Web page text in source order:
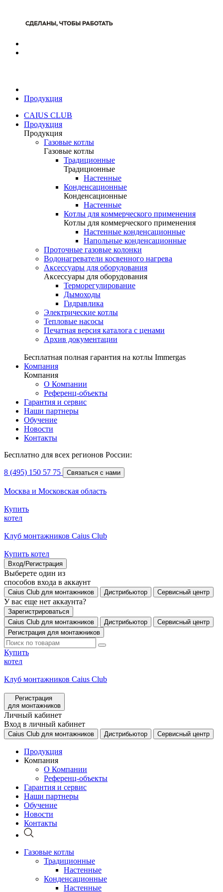
Продукция
CAIUS CLUB
Продукция
Продукция
Газовые котлы
Газовые котлы
Традиционные
Традиционные
Настенные
Конденсационные
Конденсационные
Настенные
Котлы для коммерческого применения
Котлы для коммерческого применения
Настенные конденсационные
Напольные конденсационные
Проточные газовые колонки
Водонагреватели косвенного нагрева
Аксессуары для оборудования
Аксессуары для оборудования
Терморегулирование
Дымоходы
Гидравлика
Электрические котлы
Тепловые насосы
Печатная версия каталога с ценами
Архив документации
Бесплатная полная гарантия на котлы Immergas
Компания
Компания
О Компании
Референц-объекты
Гарантия и сервис
Наши партнеры
Обучение
Новости
Контакты
Бесплатно для всех регионов России:
8 (495) 150 57 75 Связаться с нами
Москва и Московская область
Купить
котел
Клуб монтажников Caius Club
Купить котел
Вход/Регистрация
Выберете один из
способов входа в аккаунт
Caius Club для монтажников Дистрибьютор Сервисный центр
У вас еще нет аккаунта?
Зарегистрироваться
Caius Club для монтажников
Дистрибьютор
Сервисный центр
Регистрация для монтажников
Купить
котел
Клуб монтажников Caius Club
Регистрация
для монтажников
Личный кабинет
Вход в личный кабинет
Caius Club для монтажников Дистрибьютор Сервисный центр
Продукция
Компания
О Компании
Референц-объекты
Гарантия и сервис
Наши партнеры
Обучение
Новости
Контакты
Газовые котлы
Традиционные
Настенные
Конденсационные
Настенные